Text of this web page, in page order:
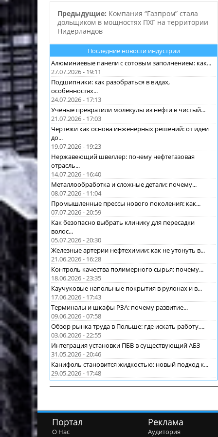
проектов в
подписанного…
Предыдущие: Компания “Газпром” стала
дольщиком в мощностях ПХГ на территории
Нидерландов
Последние новости индустрии
Алюминиевые панели с сотовым заполнением: как...
27.07.2026 - 19:11
Подшипники: как разобраться в видах,
особенностях...
24.07.2026 - 17:13
Учёные превратили молекулы из нефти в чистый...
21.07.2026 - 17:03
Чертежи как основа инженерных решений: от идеи
до...
19.07.2026 - 19:23
Нержавеющий швеллер: почему нефтегазовая
отрасль...
14.07.2026 - 16:40
Металлообработка и сложные детали: почему...
08.07.2026 - 11:04
Промышленные прессы нового поколения: как...
07.07.2026 - 20:59
Как безопасно выбрать клинику для пересадки
волос...
05.07.2026 - 20:30
Железные артерии нефтехимии: как не утонуть в...
21.06.2026 - 16:28
Контроль качества полимерного сырья: почему...
18.06.2026 - 23:35
Каучуковые напольные покрытия в рулонах и в...
17.06.2026 - 17:43
Терминалы и шкафы РЗА: почему развитие...
09.06.2026 - 07:58
Обзор рынка труда в Польше: где искать работу,...
03.06.2026 - 22:55
Интеграция установки ПБВ в существующий АБЗ
31.05.2026 - 20:46
Канифоль становится жидкостью: новый подход к...
29.05.2026 - 17:48
Портал
О Нас
Реклама
Аудитория